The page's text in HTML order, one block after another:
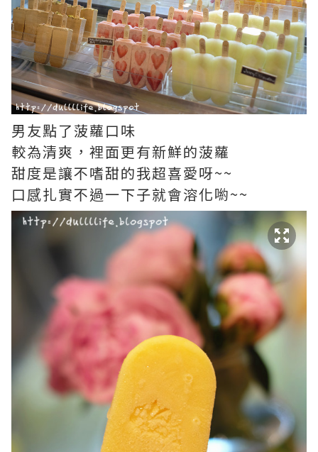
男友點了菠蘿口味
較為清爽，裡面更有新鮮的菠蘿
甜度是讓不嗜甜的我超喜愛呀~~
口感扎實不過一下子就會溶化喲~~